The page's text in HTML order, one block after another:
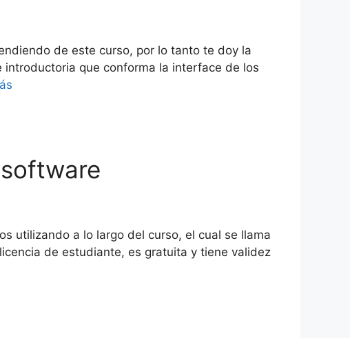
de este curso, por lo tanto te doy la
que conforma la interface de los
utilizando a lo largo del curso, el cual se llama
de estudiante, es gratuita y tiene validez